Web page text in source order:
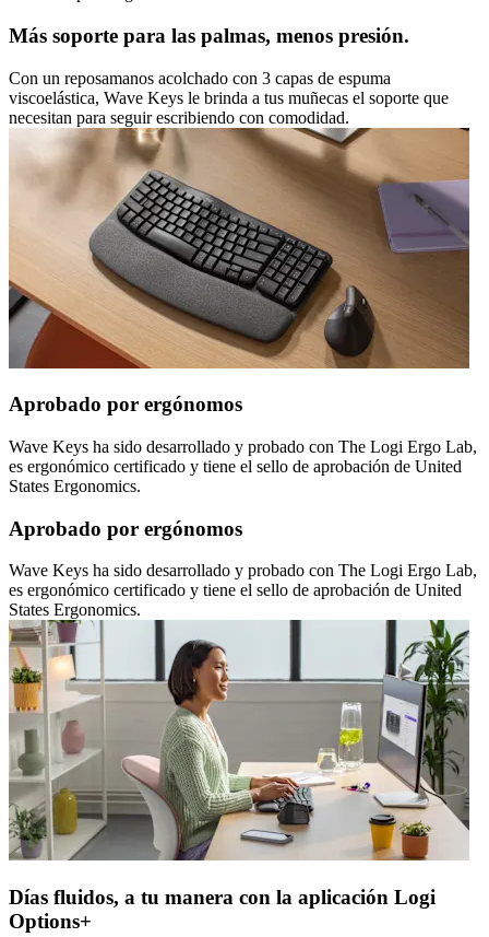
Más soporte para las palmas, menos presión.
Con un reposamanos acolchado con 3 capas de espuma
viscoelástica, Wave Keys le brinda a tus muñecas el soporte que
necesitan para seguir escribiendo con comodidad.
Aprobado por ergónomos
Wave Keys ha sido desarrollado y probado con The Logi Ergo Lab,
es ergonómico certificado y tiene el sello de aprobación de United
States Ergonomics.
Aprobado por ergónomos
Wave Keys ha sido desarrollado y probado con The Logi Ergo Lab,
es ergonómico certificado y tiene el sello de aprobación de United
States Ergonomics.
Días fluidos, a tu manera con la aplicación Logi
Options+